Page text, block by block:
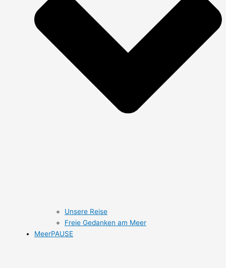
Unsere Reise
Freie Gedanken am Meer
MeerPAUSE